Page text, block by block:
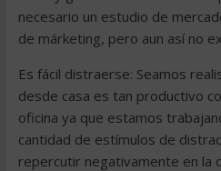
necesario un estudio de
de márketing, pero aun así no
Es fácil distraerse: Seamos
desde casa es tan productivo
oficina ya que estamos
cantidad de estímulos de
repercutir negativamente en la